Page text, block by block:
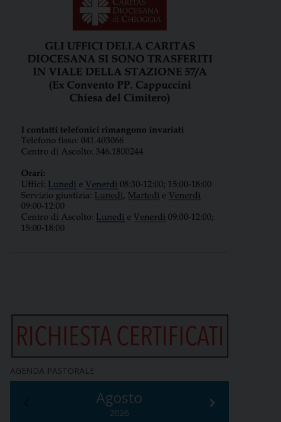
AGENDA PASTORALE
Agosto
2026